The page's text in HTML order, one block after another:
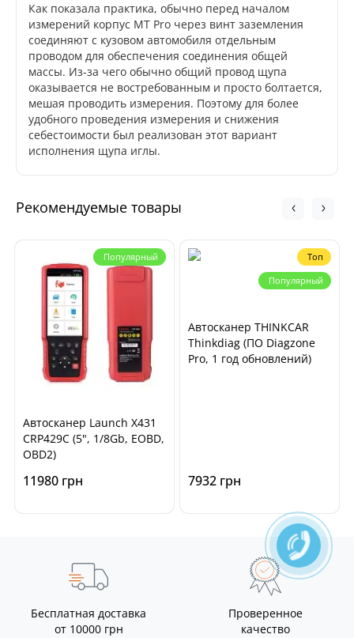
Как показала практика, обычно перед началом
измерений корпус MT Pro через винт заземления
соединяют с кузовом автомобиля отдельным
проводом для обеспечения соединения общей
массы. Из-за чего обычно общий провод щупа
оказывается не востребованным и просто болтается,
мешая проводить измерения. Поэтому для более
удобного проведения измерения и снижения
себестоимости был реализован этот вариант
исполнения щупа иглы.
Рекомендуемые товары
Популярный
Автосканер Launch X431
CRP429C (5", 1/8Gb, EOBD,
OBD2)
11980 грн
Топ
Популярный
Автосканер THINKCAR
Thinkdiag (ПО Diagzone
Pro, 1 год обновлений)
7932 грн
Бесплатная доставка
от 10000 грн
Проверенное
качество